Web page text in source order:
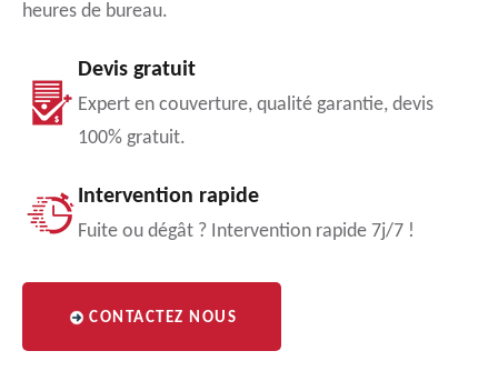
heures de bureau.
Devis gratuit
Expert en couverture, qualité garantie, devis
100% gratuit.
Intervention rapide
Fuite ou dégât ? Intervention rapide 7j/7 !
CONTACTEZ NOUS